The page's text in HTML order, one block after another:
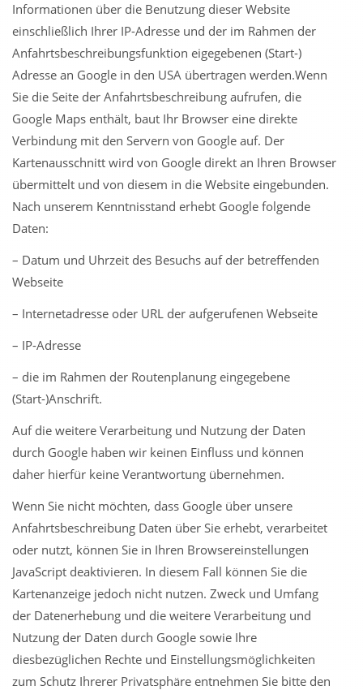
Informationen über die Benutzung dieser Website
einschließlich Ihrer IP-Adresse und der im Rahmen der
Anfahrtsbeschreibungsfunktion eigegebenen (Start-)
Adresse an Google in den USA übertragen werden.Wenn
Sie die Seite der Anfahrtsbeschreibung aufrufen, die
Google Maps enthält, baut Ihr Browser eine direkte
Verbindung mit den Servern von Google auf. Der
Kartenausschnitt wird von Google direkt an Ihren Browser
übermittelt und von diesem in die Website eingebunden.
Nach unserem Kenntnisstand erhebt Google folgende
Daten:
– Datum und Uhrzeit des Besuchs auf der betreffenden
Webseite
– Internetadresse oder URL der aufgerufenen Webseite
– IP-Adresse
– die im Rahmen der Routenplanung eingegebene
(Start-)Anschrift.
Auf die weitere Verarbeitung und Nutzung der Daten
durch Google haben wir keinen Einfluss und können
daher hierfür keine Verantwortung übernehmen.
Wenn Sie nicht möchten, dass Google über unsere
Anfahrtsbeschreibung Daten über Sie erhebt, verarbeitet
oder nutzt, können Sie in Ihren Browsereinstellungen
JavaScript deaktivieren. In diesem Fall können Sie die
Kartenanzeige jedoch nicht nutzen. Zweck und Umfang
der Datenerhebung und die weitere Verarbeitung und
Nutzung der Daten durch Google sowie Ihre
diesbezüglichen Rechte und Einstellungsmöglichkeiten
zum Schutz Ihrerer Privatsphäre entnehmen Sie bitte den